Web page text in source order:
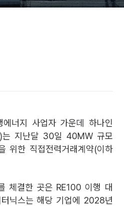
너지 사업자 가운데 하나인
는 지난달 30일 40MW 규모
위한 직접전력거래계약(이하
체결한 곳은 RE100 이행 대
닉스는 해당 기업에 2028년